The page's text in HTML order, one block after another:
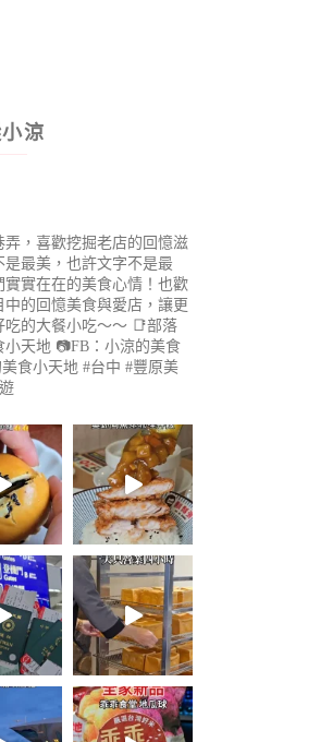
涼
弄，喜歡挖掘老店的回憶滋
是最美，也許文字不是最
實實在在的美食心情！也歡
中的回憶美食與愛店，讓更
吃的大餐小吃～～ 📑部落
小天地 📷FB：小涼的美食
食小天地 #台中 #豐原美